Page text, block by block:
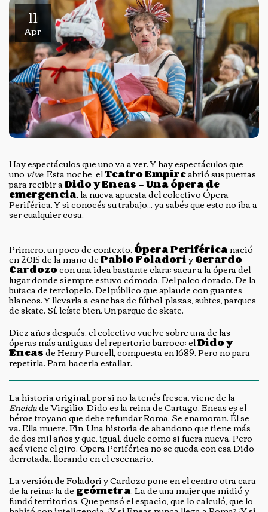
11
Apr
Hay espectáculos que uno va a ver. Y hay espectáculos que
unovive. Esta noche, elTeatro Empireabrió sus puertas
para recibir aDido y Eneas – Una ópera de
emergencia, la nueva apuesta del colectivo Ópera
Periférica. Y si conocés su trabajo... ya sabés que esto no iba a
ser cualquier cosa.
Primero, un poco de contexto.Ópera Periféricanació
en 2015 de la mano dePablo FoladoriyGerardo
Cardozocon una idea bastante clara: sacar a la ópera del
lugar donde siempre estuvo cómoda. Del palco dorado. De la
butaca de terciopelo. Del público que aplaude con guantes
blancos. Y llevarla a canchas de fútbol, plazas, subtes, parques
de skate. Sí, leíste bien. Un parque de skate.
Diez años después, el colectivo vuelve sobre una de las
óperas más antiguas del repertorio barroco: elDido y
Eneasde Henry Purcell, compuesta en 1689. Pero no para
repetirla. Para hacerla estallar.
La historia original, por si no la tenés fresca, viene de la
Eneidade Virgilio. Dido es la reina de Cartago. Eneas es el
héroe troyano que debe refundar Roma. Se enamoran. Él se
va. Ella muere. Fin. Una historia de abandono que tiene más
de dos mil años y que, igual, duele como si fuera nueva. Pero
acá viene el giro. Ópera Periférica no se queda con esa Dido
derrotada, llorando en el escenario.
La versión de Foladori y Cardozo pone en el centro otra cara
de la reina: la degeómetra. La de una mujer que midió y
fundó territorios. Que pensó el espacio, que lo calculó, que lo